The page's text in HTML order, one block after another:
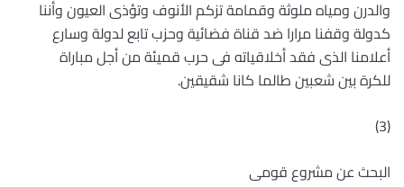
والدرن ومياه ملوثة وقمامة تزكم الأنوف وتؤذى العيون وأننا
كدولة وقفنا مرارا ضد قناة فضائية وحزب تابع لدولة وسارع
أعلامنا الذى فقد أخلاقياته فى حرب قميئة من أجل مباراة
للكرة بين شعبين طالما كانا شقيقين.
(3)
البحث عن مشروع قومى